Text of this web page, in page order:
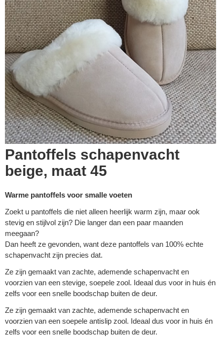
Pantoffels schapenvacht
beige, maat 45
Warme pantoffels voor smalle voeten
Zoekt u pantoffels die niet alleen heerlijk warm zijn, maar ook
stevig en stijlvol zijn? Die langer dan een paar maanden
meegaan?
Dan heeft ze gevonden, want deze pantoffels van 100% echte
schapenvacht zijn precies dat.
Ze zijn gemaakt van zachte, ademende schapenvacht en
voorzien van een stevige, soepele zool. Ideaal dus voor in huis én
zelfs voor een snelle boodschap buiten de deur.
Ze zijn gemaakt van zachte, ademende schapenvacht en
voorzien van een soepele antislip zool. Ideaal dus voor in huis én
zelfs voor een snelle boodschap buiten de deur.